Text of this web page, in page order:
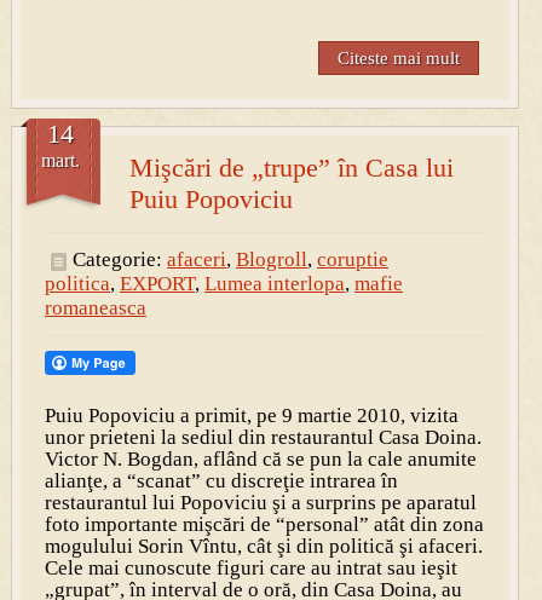
Citeste mai mult
Mişcări de „trupe” în Casa lui
Puiu Popoviciu
14
mart.
Categorie: afaceri, Blogroll, coruptie
politica, EXPORT, Lumea interlopa, mafie
romaneasca
Puiu Popoviciu a primit, pe 9 martie 2010, vizita
unor prieteni la sediul din restaurantul Casa Doina.
Victor N. Bogdan, aflând că se pun la cale anumite
alianţe, a “scanat” cu discreţie intrarea în
restaurantul lui Popoviciu şi a surprins pe aparatul
foto importante mişcări de “personal” atât din zona
mogulului Sorin Vîntu, cât şi din politică şi afaceri.
Cele mai cunoscute figuri care au intrat sau ieşit
„grupat”, în interval de o oră, din Casa Doina, au